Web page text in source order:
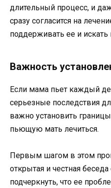
длительный процесс, и
сразу согласится на
поддерживать ее и
Важность
Если мама пьет каждый
серьезные последствия
важно установить границы
пьющую мать лечиться.
Первым шагом в этом
открытая и честная
подчеркнуть, что ее